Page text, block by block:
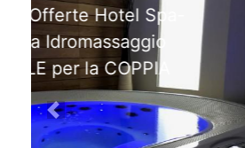
Offerte Fiuggi:
colazioni a buffet
per la
Previous